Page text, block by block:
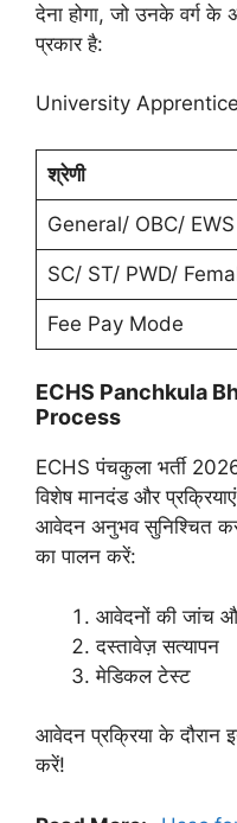
देना होगा, जो उनके वर्ग के
प्रकार है:
University
श्रेणी
General/ OBC/ EWS
SC/ ST/ PWD/
Fee Pay Mode
ECHS Panchkula
Process
ECHS पंचकुला भर्ती
विशेष मानदंड और
आवेदन अनुभव सुनिश्चित
का पालन करें:
आवेदनों की जांच
दस्तावेज़ सत्यापन
मेडिकल टेस्ट
आवेदन प्रक्रिया के दौरान
करें!